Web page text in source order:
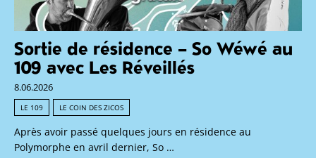
Sortie de résidence – So Wéwé au
109 avec Les Réveillés
8.06.2026
LE 109 LE COIN DES ZICOS
Après avoir passé quelques jours en résidence au
Polymorphe en avril dernier, So …